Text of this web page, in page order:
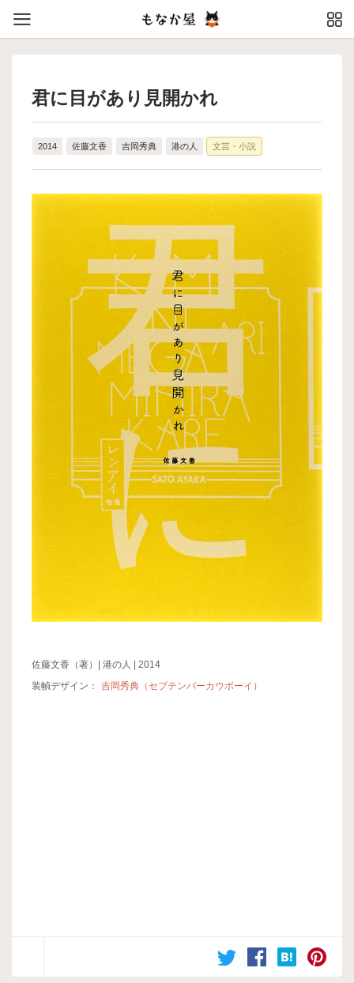
君に目があり見開かれ
2014 佐藤文香 吉岡秀典 港の人 文芸・小説
佐藤文香（著）| 港の人 | 2014
装幀デザイン：
吉岡秀典（セプテンバーカウボーイ）